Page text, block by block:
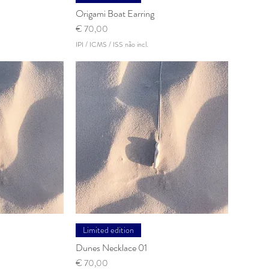
Origami Boat Earring
Preço
€ 70,00
IPI / ICMS / ISS não incl.
Visualização rápida
Limited edition
Dunes Necklace 01
Preço
€ 70,00